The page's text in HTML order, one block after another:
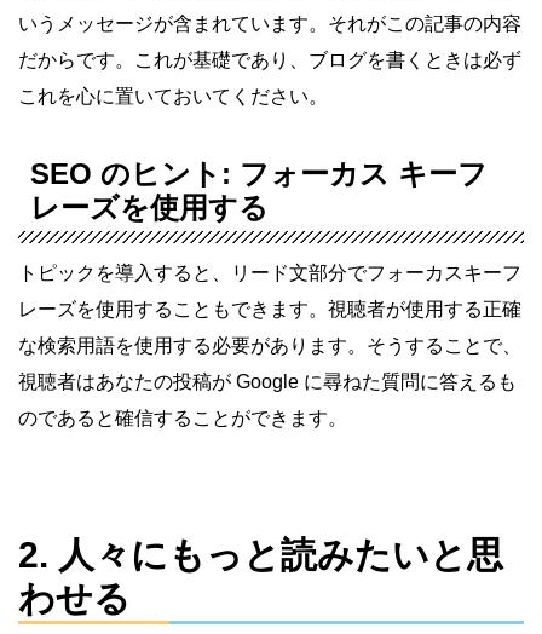
いうメッセージが含まれています。それがこの記事の内容
だからです。これが基礎であり、ブログを書くときは必ず
これを心に置いておいてください。
SEO のヒント: フォーカス キーフ
レーズを使用する
トピックを導入すると、リード文部分でフォーカスキーフ
レーズを使用することもできます。視聴者が使用する正確
な検索用語を使用する必要があります。そうすることで、
視聴者はあなたの投稿が Google に尋ねた質問に答えるも
のであると確信することができます。
2. 人々にもっと読みたいと思
わせる